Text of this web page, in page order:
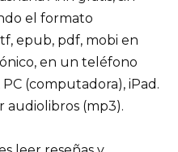
el formato
epub, pdf, mobi en
en un teléfono
(computadora), iPad.
audiolibros (mp3).